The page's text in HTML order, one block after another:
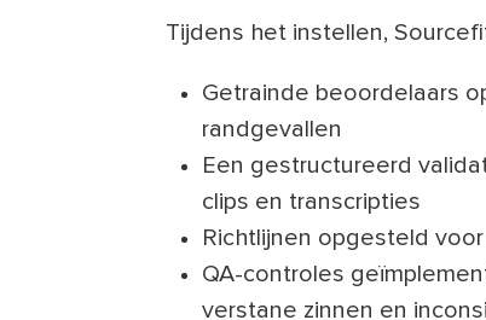
Tijdens het instellen,
Getrainde beoordelaars
randgevallen
Een gestructureerd
clips en transcripties
Richtlijnen opgesteld
QA-controles
verstane zinnen en